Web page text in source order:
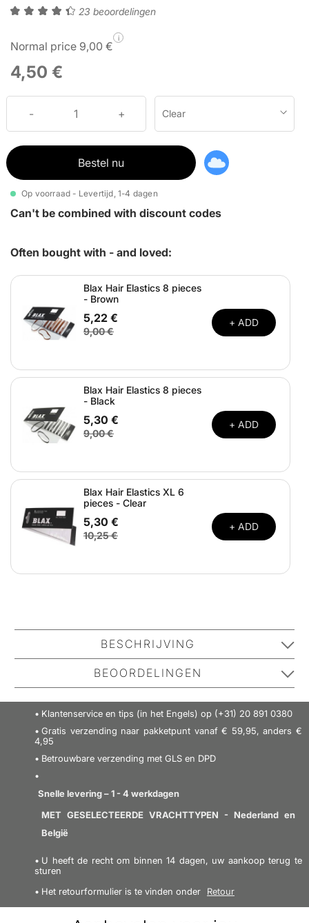
23 beoordelingen
Normal price 9,00 €
i
4,50 €
Clear
Bestel nu
Op voorraad - Levertijd, 1-4 dagen
Can't be combined with discount codes
Often bought with - and loved:
Blax Hair Elastics 8 pieces
- Brown
5,22 €
9,00 €
+ ADD
Blax Hair Elastics 8 pieces
- Black
5,30 €
9,00 €
+ ADD
Blax Hair Elastics XL 6
pieces - Clear
5,30 €
10,25 €
+ ADD
BESCHRIJVING
Met BLAX haarelastiek kunt u uw haar dag na dag
aanbrengen zonder dat het elastiek slap wordt. BLAX
is zacht voor het haar en zorgt ervoor dat het haar de
hele dag perfect zit. Geschikt voor zowel kinderen als
volwassenen. BLAX is gemaakt van recyclebaar
plastic uit één stuk, zonder metaal dat het haar
beschadigt. Er zijn veel exemplaren van BLAX-
elastiek, maar alleen een echte.
Kleur: transparant
Aantal: 8 stuks
BLAX® is gemaakt van een flexibel, recyclebaar
BEOORDELINGEN
Klanten hebben gegeven 4.5 van de 5
sterren
4.5 Gebaseerd op 23 beoordelingen
Klantenservice en tips (in het Engels) op (+31) 20 891 0380
Gratis verzending naar pakketpunt vanaf € 59,95, anders €
4,95
Betrouwbare verzending met GLS en DPD
Snelle levering – 1 - 4 werkdagen
MET GESELECTEERDE VRACHTTYPEN - Nederland en
België
U heeft de recht om binnen 14 dagen, uw aankoop terug te
sturen
Het retourformulier is te vinden onder
Retour